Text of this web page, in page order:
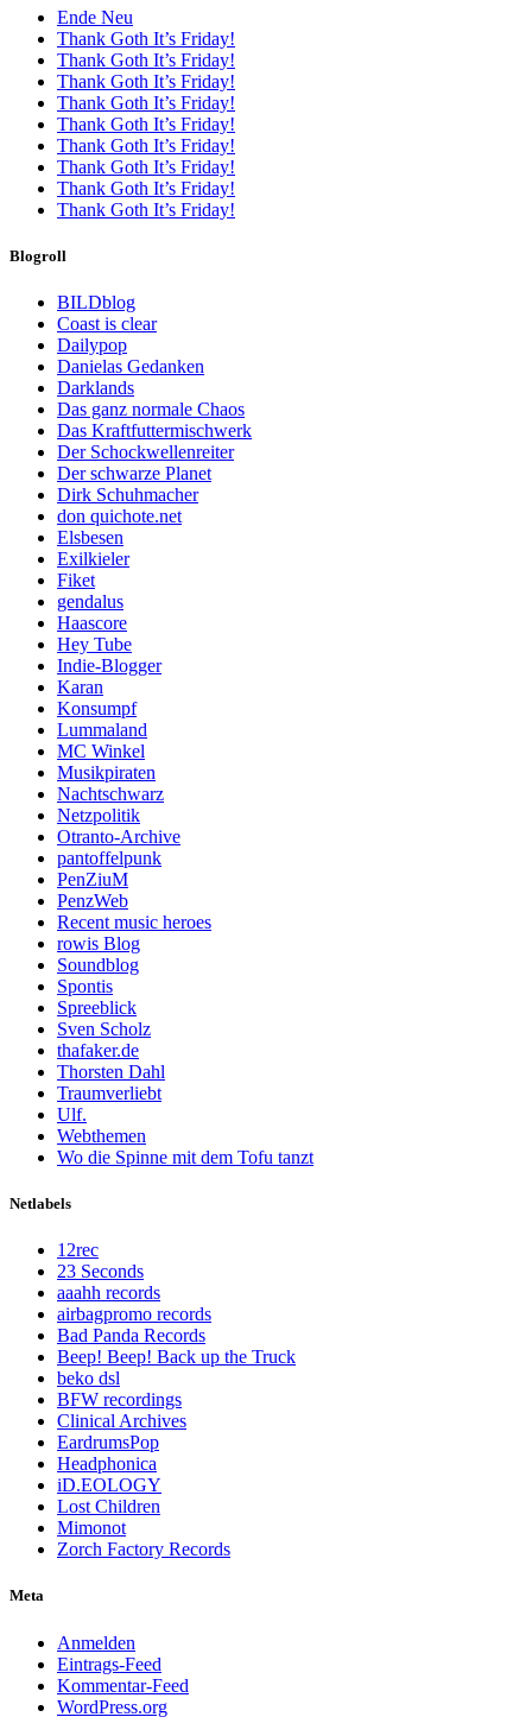
Ende Neu
Thank Goth It’s Friday!
Thank Goth It’s Friday!
Thank Goth It’s Friday!
Thank Goth It’s Friday!
Thank Goth It’s Friday!
Thank Goth It’s Friday!
Thank Goth It’s Friday!
Thank Goth It’s Friday!
Thank Goth It’s Friday!
Blogroll
BILDblog
Coast is clear
Dailypop
Danielas Gedanken
Darklands
Das ganz normale Chaos
Das Kraftfuttermischwerk
Der Schockwellenreiter
Der schwarze Planet
Dirk Schuhmacher
don quichote.net
Elsbesen
Exilkieler
Fiket
gendalus
Haascore
Hey Tube
Indie-Blogger
Karan
Konsumpf
Lummaland
MC Winkel
Musikpiraten
Nachtschwarz
Netzpolitik
Otranto-Archive
pantoffelpunk
PenZiuM
PenzWeb
Recent music heroes
rowis Blog
Soundblog
Spontis
Spreeblick
Sven Scholz
thafaker.de
Thorsten Dahl
Traumverliebt
Ulf.
Webthemen
Wo die Spinne mit dem Tofu tanzt
Netlabels
12rec
23 Seconds
aaahh records
airbagpromo records
Bad Panda Records
Beep! Beep! Back up the Truck
beko dsl
BFW recordings
Clinical Archives
EardrumsPop
Headphonica
iD.EOLOGY
Lost Children
Mimonot
Zorch Factory Records
Meta
Anmelden
Eintrags-Feed
Kommentar-Feed
WordPress.org